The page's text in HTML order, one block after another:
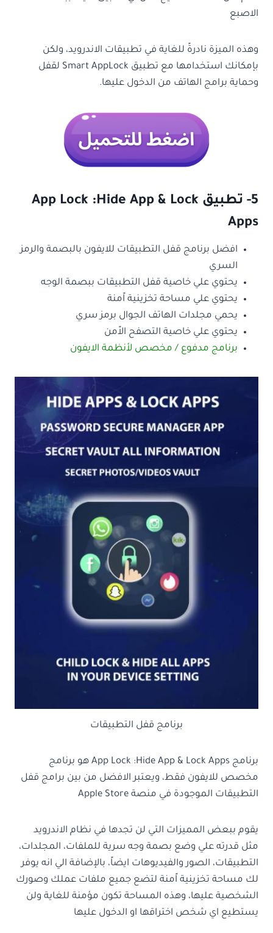
الاصبع
وهذه الميزة نادرةً للغاية في تطبيقات الاندرويد، ولكن
بإمكانك استخدامها مع تطبيق Smart AppLock لقفل
وحماية برامج الهاتف من الدخول عليها.
5- تطبيق App Lock :Hide App & Lock
Apps
افضل برنامج قفل التطبيقات للايفون بالبصمة والرمز
السري
يحتوي علي خاصية قفل التطبيقات ببصمة الوجه
يحتوي علي مساحة تخزينية اًمنة
يحمي مجلدات الهاتف الجوال برمز سري
يحتوي علي خاصية التصفح الاًمن
برنامج مدفوع / مخصص لأنظمة الايفون
برنامج قفل التطبيقات
برنامج App Lock :Hide App & Lock Apps هو برنامج
مخصص للايفون فقط، ويعتبر الافضل من بين برامج قفل
التطبيقات الموجودة في منصة Apple Store
يقوم ببعض المميزات التي لن تجدها في نظام الاندرويد
مثل قدرته علي وضع بصمة وجه سرية للملفات، المجلدات،
التطبيقات، الصور والفيديوهات ايضاً، بالإضافة الي انه يوفر
لك مساحة تخزينية اًمنة لتضع جميع ملفات عملك وصورك
الشخصية عليها، وهذه المساحة تكون مؤمنة للغاية ولن
يستطيع اي شخص اختراقها او الدخول عليها